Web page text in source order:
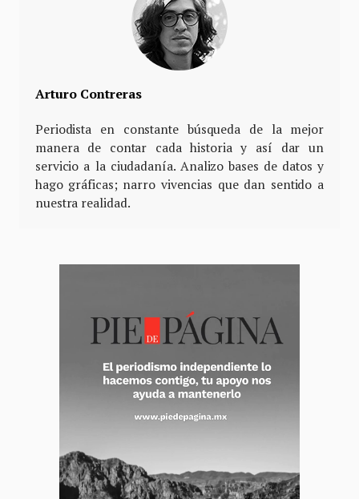
Arturo Contreras
Periodista en constante búsqueda de la mejor
manera de contar cada historia y así dar un
servicio a la ciudadanía. Analizo bases de datos y
hago gráficas; narro vivencias que dan sentido a
nuestra realidad.